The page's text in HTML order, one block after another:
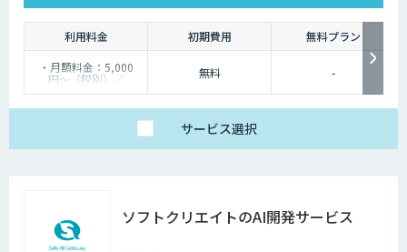
利用料金 初期費用
無料プラン
・月額料金：5,000
円〜（税別）／
100URL〜
・最低契約期間：なし
無料 -
サービス選択
ソフトクリエイトのAI開発サービス